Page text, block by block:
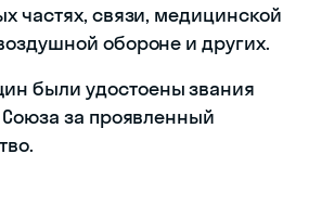
частях, связи, медицинской
обороне и других.
были удостоены звания
Союза за проявленный